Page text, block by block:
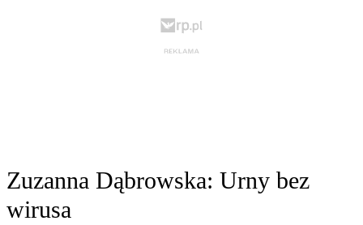
Zuzanna Dąbrowska: Urny bez
wirusa